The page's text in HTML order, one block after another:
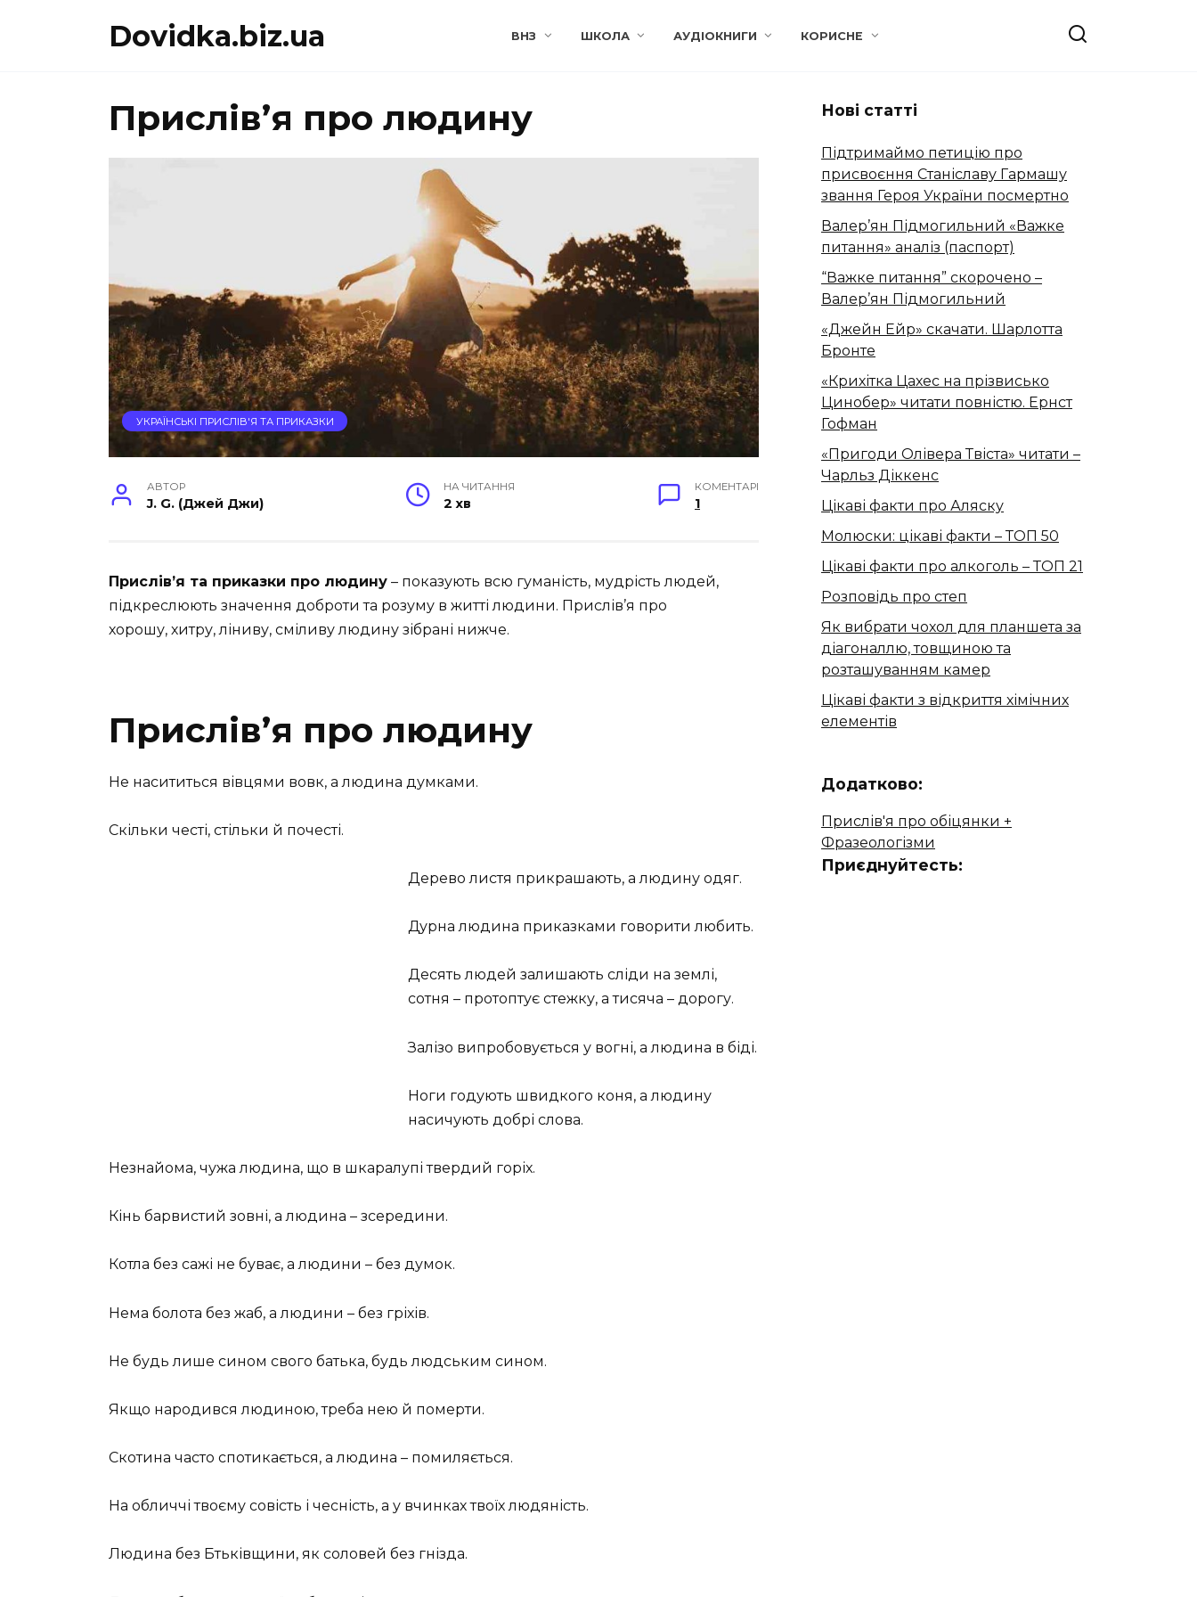
Dovidka.biz.ua ВНЗ ШКОЛА АУДІОКНИГИ КОРИСНЕ
Прислів’я про людину
УКРАЇНСЬКІ ПРИСЛІВ'Я ТА ПРИКАЗКИ
АВТОР
J. G. (Джей Джи)
НА ЧИТАННЯ
2 хв
КОМЕНТАРІ
1
Прислів’я та приказки про людину – показують всю гуманість, мудрість людей,
підкреслюють значення доброти та розуму в житті людини. Прислів’я про
хорошу, хитру, ліниву, сміливу людину зібрані нижче.
Прислів’я про людину
Не насититься вівцями вовк, а людина думками.
Скільки честі, стільки й почесті.
Дерево листя прикрашають, а людину одяг.
Дурна людина приказками говорити любить.
Десять людей залишають сліди на землі,
сотня – протоптує стежку, а тисяча – дорогу.
Залізо випробовується у вогні, а людина в біді.
Ноги годують швидкого коня, а людину
насичують добрі слова.
Незнайома, чужа людина, що в шкаралупі твердий горіх.
Кінь барвистий зовні, а людина – зсередини.
Котла без сажі не буває, а людини – без думок.
Нема болота без жаб, а людини – без гріхів.
Не будь лише сином свого батька, будь людським сином.
Якщо народився людиною, треба нею й померти.
Скотина часто спотикається, а людина – помиляється.
На обличчі твоєму совість і чесність, а у вчинках твоїх людяність.
Людина без Бтьківщини, як соловей без гнізда.
Нові статті
Підтримаймо петицію про
присвоєння Станіславу Гармашу
звання Героя України посмертно
Валер’ян Підмогильний «Важке
питання» аналіз (паспорт)
“Важке питання” скорочено –
Валер’ян Підмогильний
«Джейн Ейр» скачати. Шарлотта
Бронте
«Крихітка Цахес на прізвисько
Цинобер» читати повністю. Ернст
Гофман
«Пригоди Олівера Твіста» читати –
Чарльз Діккенс
Цікаві факти про Аляску
Молюски: цікаві факти – ТОП 50
Цікаві факти про алкоголь – ТОП 21
Розповідь про степ
Як вибрати чохол для планшета за
діагоналлю, товщиною та
розташуванням камер
Цікаві факти з відкриття хімічних
елементів
Додатково:
Прислів'я про обіцянки +
Фразеологізми
Приєднуйтесть: